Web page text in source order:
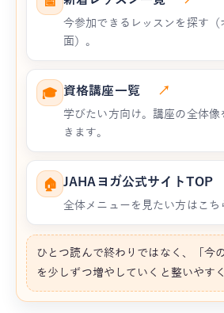
今参加できるレッスンを探す（
面）。
🎓 資格講座一覧 ↗
学びたい方向け。講座の全体
きます。
🏠 JAHAヨガ公式サイトTOP
全体メニューを見たい方はこち
ひとつ読んで終わりではなく、「今
を少しずつ増やしていくと整いやす